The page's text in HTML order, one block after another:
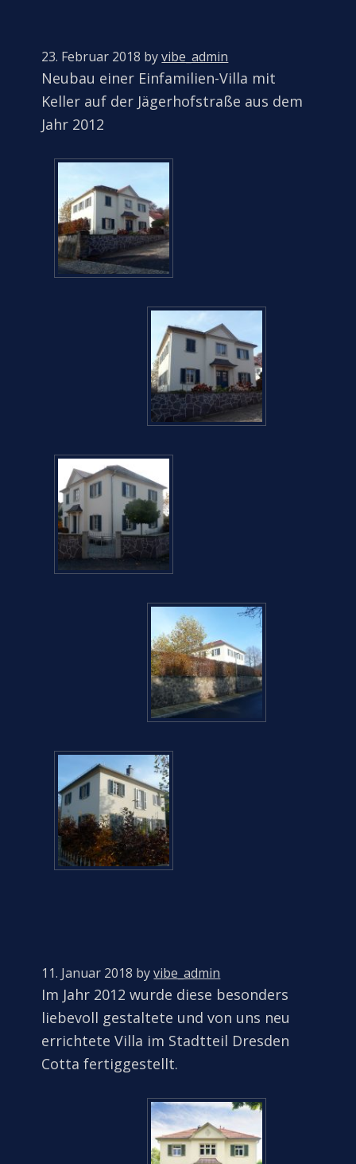
23. Februar 2018 byvibe_admin
Neubau einer Einfamilien-Villa mit
Keller auf der Jägerhofstraße aus dem
Jahr 2012
11. Januar 2018 byvibe_admin
Im Jahr 2012 wurde diese besonders
liebevoll gestaltete und von uns neu
errichtete Villa im Stadtteil Dresden
Cotta fertiggestellt.